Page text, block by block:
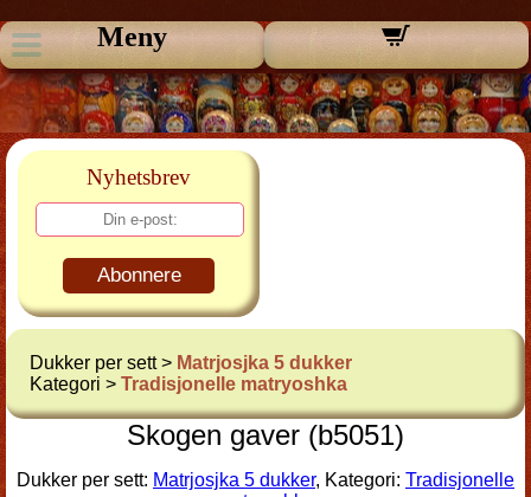
Meny
Nyhetsbrev
Abonnere
Dukker per sett > Matrjosjka 5 dukker
Kategori > Tradisjonelle matryoshka
Skogen gaver (b5051)
Dukker per sett: Matrjosjka 5 dukker, Kategori: Tradisjonelle